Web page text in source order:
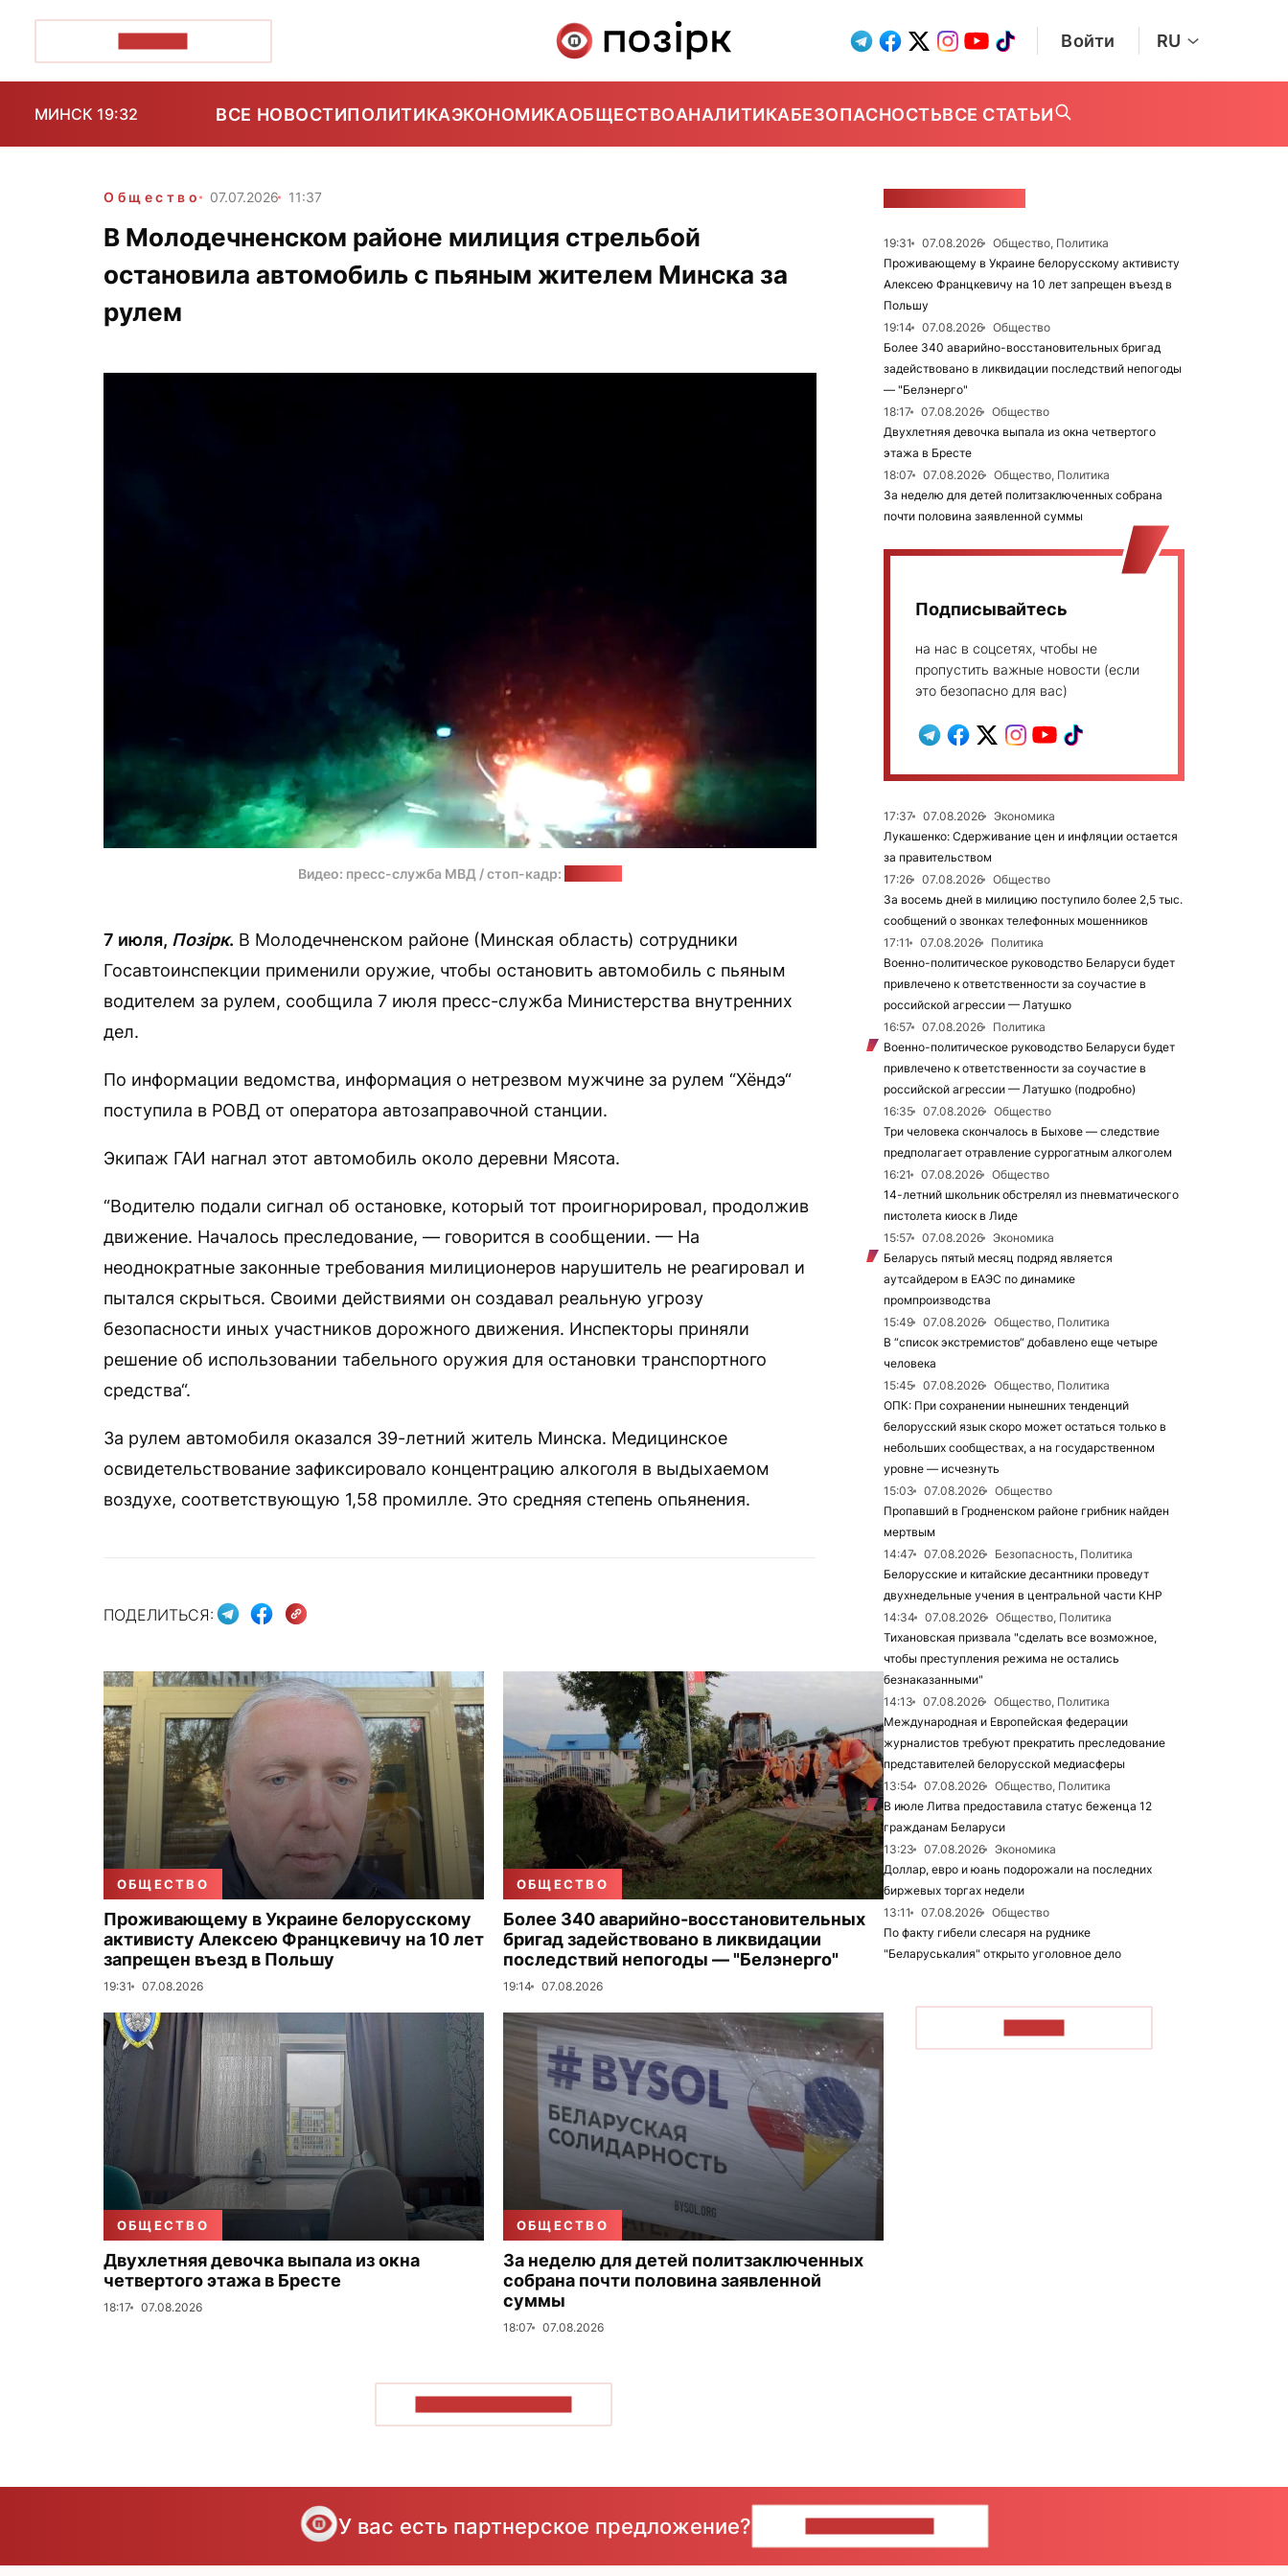
Войти RU
МИНСК 19:32 ВСЕ НОВОСТИПОЛИТИКАЭКОНОМИКАОБЩЕСТВОАНАЛИТИКАБЕЗОПАСНОСТЬВСЕ СТАТЬИ
Общество 07.07.2026 11:37
В Молодечненском районе милиция стрельбой
остановила автомобиль с пьяным жителем Минска за
рулем
Видео: пресс-служба МВД / стоп-кадр:
7 июля, Позірк. В Молодечненском районе (Минская область) сотрудники
Госавтоинспекции применили оружие, чтобы остановить автомобиль с пьяным
водителем за рулем, сообщила 7 июля пресс-служба Министерства внутренних
дел.
По информации ведомства, информация о нетрезвом мужчине за рулем “Хёндэ“
поступила в РОВД от оператора автозаправочной станции.
Экипаж ГАИ нагнал этот автомобиль около деревни Мясота.
“Водителю подали сигнал об остановке, который тот проигнорировал, продолжив
движение. Началось преследование, — говорится в сообщении. — На
неоднократные законные требования милиционеров нарушитель не реагировал и
пытался скрыться. Своими действиями он создавал реальную угрозу
безопасности иных участников дорожного движения. Инспекторы приняли
решение об использовании табельного оружия для остановки транспортного
средства“.
За рулем автомобиля оказался 39-летний житель Минска. Медицинское
освидетельствование зафиксировало концентрацию алкоголя в выдыхаемом
воздухе, соответствующую 1,58 промилле. Это средняя степень опьянения.
ПОДЕЛИТЬСЯ:
ОБЩЕСТВО
Проживающему в Украине белорусскому
активисту Алексею Францкевичу на 10 лет
запрещен въезд в Польшу
19:31 07.08.2026
ОБЩЕСТВО
Более 340 аварийно-восстановительных
бригад задействовано в ликвидации
последствий непогоды — "Белэнерго"
19:14 07.08.2026
ОБЩЕСТВО
Двухлетняя девочка выпала из окна
четвертого этажа в Бресте
18:17 07.08.2026
ОБЩЕСТВО
За неделю для детей политзаключенных
собрана почти половина заявленной
суммы
18:07 07.08.2026
19:31 07.08.2026
Общество, Политика
Проживающему в Украине белорусскому активисту
Алексею Францкевичу на 10 лет запрещен въезд в
Польшу
19:14
07.08.2026
Общество
Более 340 аварийно-восстановительных бригад
задействовано в ликвидации последствий непогоды
— "Белэнерго"
18:17
07.08.2026
Общество
Двухлетняя девочка выпала из окна четвертого
этажа в Бресте
18:07
07.08.2026
Общество, Политика
За неделю для детей политзаключенных собрана
почти половина заявленной суммы
Подписывайтесь
на нас в соцсетях, чтобы не
пропустить важные новости (если
это безопасно для вас)
17:37 07.08.2026
Экономика
Лукашенко: Сдерживание цен и инфляции остается
за правительством
17:26
07.08.2026
Общество
За восемь дней в милицию поступило более 2,5 тыс.
сообщений о звонках телефонных мошенников
17:11
07.08.2026
Политика
Военно-политическое руководство Беларуси будет
привлечено к ответственности за соучастие в
российской агрессии — Латушко
16:57
07.08.2026
Политика
Военно-политическое руководство Беларуси будет
привлечено к ответственности за соучастие в
российской агрессии — Латушко (подробно)
16:35
07.08.2026
Общество
Три человека скончалось в Быхове — следствие
предполагает отравление суррогатным алкоголем
16:21
07.08.2026
Общество
14-летний школьник обстрелял из пневматического
пистолета киоск в Лиде
15:57
07.08.2026
Экономика
Беларусь пятый месяц подряд является
аутсайдером в ЕАЭС по динамике
промпроизводства
15:49
07.08.2026
Общество, Политика
В “список экстремистов“ добавлено еще четыре
человека
15:45
07.08.2026
Общество, Политика
ОПК: При сохранении нынешних тенденций
белорусский язык скоро может остаться только в
небольших сообществах, а на государственном
уровне — исчезнуть
15:03
07.08.2026
Общество
Пропавший в Гродненском районе грибник найден
мертвым
14:47
07.08.2026
Безопасность, Политика
Белорусские и китайские десантники проведут
двухнедельные учения в центральной части КНР
14:34
07.08.2026
Общество, Политика
Тихановская призвала "сделать все возможное,
чтобы преступления режима не остались
безнаказанными"
14:13
07.08.2026
Общество, Политика
Международная и Европейская федерации
журналистов требуют прекратить преследование
представителей белорусской медиасферы
13:54
07.08.2026
Общество, Политика
В июле Литва предоставила статус беженца 12
гражданам Беларуси
13:23
07.08.2026
Экономика
Доллар, евро и юань подорожали на последних
биржевых торгах недели
13:11
07.08.2026
Общество
По факту гибели слесаря на руднике
"Беларуськалия" открыто уголовное дело
У вас есть партнерское предложение?